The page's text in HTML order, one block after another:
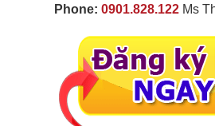
Phone: 0901.828.122 Ms